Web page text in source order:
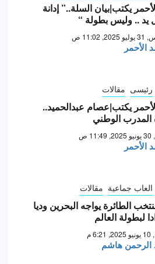
يكتب|بيان السلة..” إدانة
يد .. وليس بطولة “
11:02 ص
الأحمر
رئيسى مقالات
يكتب|عصام عبدالحميد..
الوطني
ص
الأحمر
العاب جماعية مقالات
الطائرة يواجه البحرين وديا
لبطولة العالم
م
الرحمن هاشم